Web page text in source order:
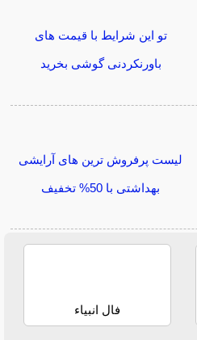
تو این شرایط با قیمت های
باورنکردنی گوشی بخرید
لیست پرفروش ترین های آرایشی
بهداشتی با 50% تخفیف
فال انبیاء